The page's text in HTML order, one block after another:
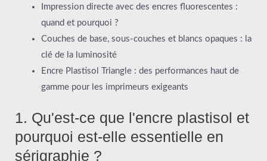
Impression directe avec des encres fluorescentes :
quand et pourquoi ?
Couches de base, sous-couches et blancs opaques : la
clé de la luminosité
Encre Plastisol Triangle : des performances haut de
gamme pour les imprimeurs exigeants
1. Qu'est-ce que l'encre plastisol et
pourquoi est-elle essentielle en
sérigraphie ?